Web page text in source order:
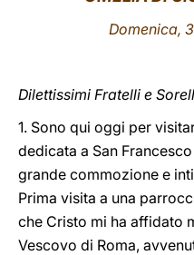
Domenica,
Dilettissimi Fratelli e
1. Sono qui oggi per
dedicata a San
grande commozione e
Prima visita a una
che Cristo mi ha affidato
Vescovo di Roma,